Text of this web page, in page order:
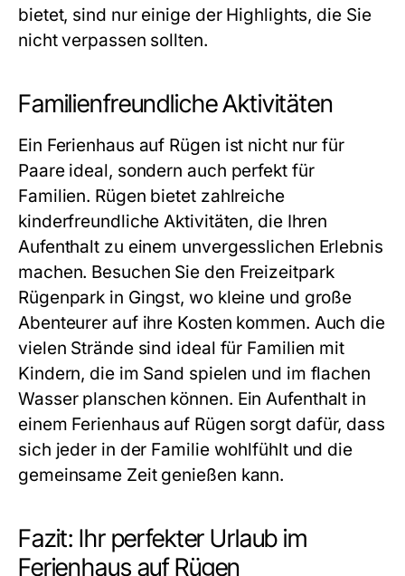
bietet, sind nur einige der Highlights, die Sie
nicht verpassen sollten.
Familienfreundliche Aktivitäten
Ein Ferienhaus auf Rügen ist nicht nur für
Paare ideal, sondern auch perfekt für
Familien. Rügen bietet zahlreiche
kinderfreundliche Aktivitäten, die Ihren
Aufenthalt zu einem unvergesslichen Erlebnis
machen. Besuchen Sie den Freizeitpark
Rügenpark in Gingst, wo kleine und große
Abenteurer auf ihre Kosten kommen. Auch die
vielen Strände sind ideal für Familien mit
Kindern, die im Sand spielen und im flachen
Wasser planschen können. Ein Aufenthalt in
einem Ferienhaus auf Rügen sorgt dafür, dass
sich jeder in der Familie wohlfühlt und die
gemeinsame Zeit genießen kann.
Fazit: Ihr perfekter Urlaub im
Ferienhaus auf Rügen